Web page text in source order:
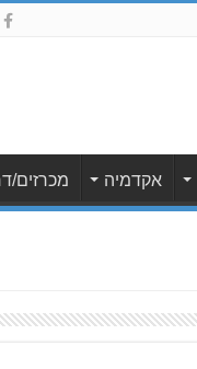
אקדמיה מכרזים/